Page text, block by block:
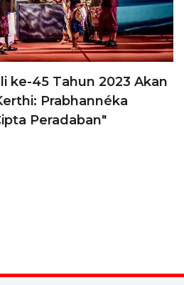
ke-45 Tahun 2023 Akan
Prabhannéka
Peradaban"